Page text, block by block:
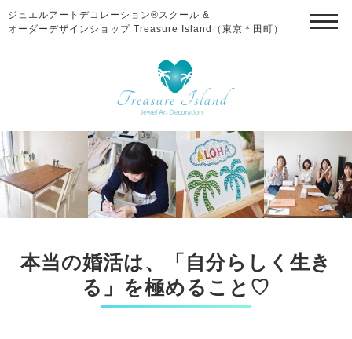
ジュエルアートデコレーション®スクール &
オーダーデザインショップ Treasure Island（東京＊田町）
本当の婚活は、「自分らしく生き
る」を極めること♡